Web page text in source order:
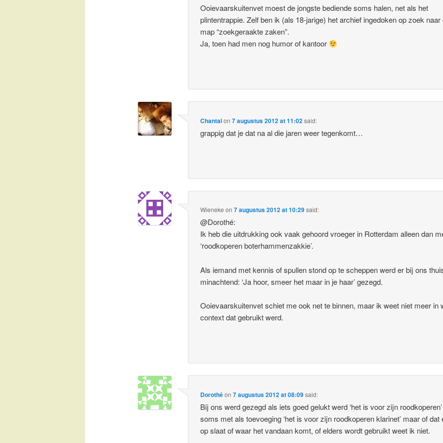
Ooievaarskuitenvet moest de jongste bediende soms halen, net als het
plintentrappie. Zelf ben ik (als 18-jarige) het archief ingedoken op zoek naar
map “zoekgeraakte zaken”.
Ja, toen had men nog humor of kantoor
Chantalon7 augustus 2012 at 11:02said:
grappig dat je dat na al die jaren weer tegenkomt…
Wieneke on7 augustus 2012 at 10:29said:
@Dorothé:
Ik heb die uitdrukking ook vaak gehoord vroeger in Rotterdam alleen dan
‘roodkoperen boterhammenzakkie’.
Als iemand met kennis of spullen stond op te scheppen werd er bij ons
minachtend: ‘Ja hoor, smeer het maar in je haar’ gezegd.
Ooievaarskuitenvet schiet me ook net te binnen, maar ik weet niet meer in
context dat gebruikt werd.
Dorothéon7 augustus 2012 at 08:09said:
Bij ons werd gezegd als iets goed gelukt werd ‘het is voor zijn
soms met als toevoeging ‘het is voor zijn roodkoperen klarinet’ maar of dat
op slaat of waar het vandaan komt, of elders wordt gebruikt weet ik niet.